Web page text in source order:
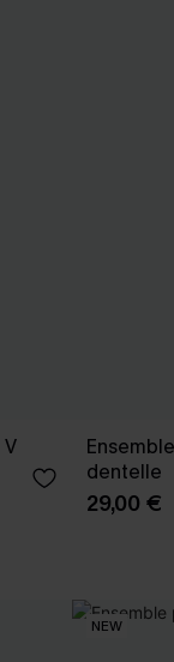
dentelle
29,00 €
NEW